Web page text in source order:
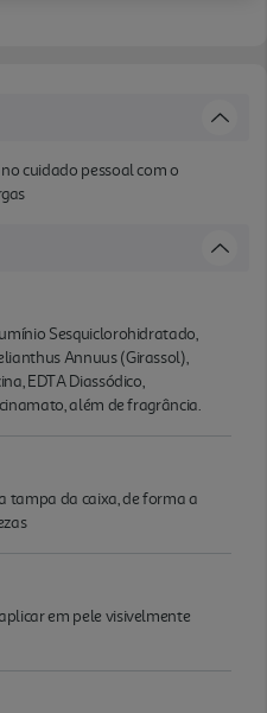
cuidado pessoal com o
Sesquiclorohidratado,
Annuus (Girassol),
EDTA Diassódico,
além de fragrância.
tampa da caixa, de forma a
em pele visivelmente